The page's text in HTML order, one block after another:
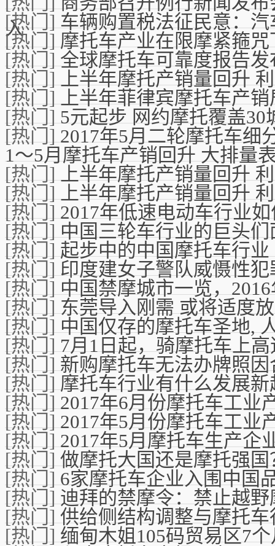
入
[热门]车辆购置税法征民意：
[热门]摩托车产业在限摩紧箍
[热门]全球摩托车可靠度报告发
[热门]上半年摩托产销量回升
[热门]上半年菲律宾摩托车产
[热门]5元起步 网约摩托覆盖30
[热门]2017年5月二轮摩托车细
1～5月摩托车产销回升 大排量
[热门]上半年摩托产销量回升
[热门]上半年摩托产销量回升
[热门]2017年低速电动车行业
[热门]中国三轮车行业的巨头
[热门]起步中的中国摩托车行业
[热门]印度建女子警队威慑性犯
[热门]中国禁摩城市一览，
[热门]东莞导入刚需 或将适度
[热门]中国仅存的摩托车圣地,
[热门]7月1日起，骑摩托车上
[热门]新购摩托车无法办牌照
[热门]摩托车行业有什么发展新
[热门]2017年6月份摩托车工业
[热门]2017年5月份摩托车工业
[热门]2017年5月摩托车生产企
[热门]做摩托大国还是摩托强国
[热门]6家摩托车企业入围中国
[热门]迪拜的禁摩令：禁止越
[热门]供给侧结构调整与摩托
[热门]缅甸木姐105码贸易区7